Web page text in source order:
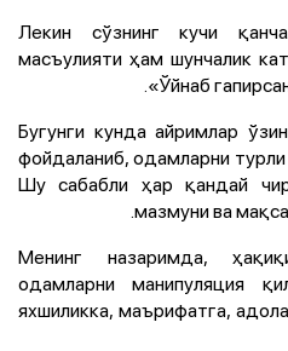
Лекин сўзнинг кучи
масъулияти ҳам шунчалик
«Ўйнаб
Бугунги кунда айримлар
фойдаланиб, одамларни
Шу сабабли ҳар қандай
мазмуни ва
Менинг назаримда,
одамларни манипуляция
яхшиликка, маърифатга,